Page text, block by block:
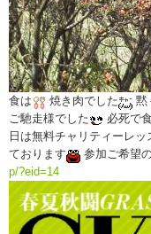
食は
焼き肉でした 黙
ご馳走様でした
必死で
日は無料チャリティーレッ
ております
参加ご希望
p/?eid=14